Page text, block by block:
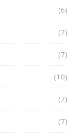
(6)
(7)
(7)
(10)
(7)
(7)